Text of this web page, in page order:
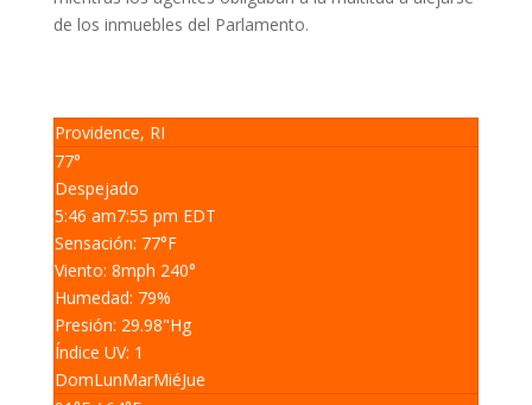
de los inmuebles del Parlamento.
Providence, RI
77°
Despejado
5:46 am7:55 pm EDT
Sensación: 77°F
Viento: 8mph 240°
Humedad: 79%
Presión: 29.98"Hg
Índice UV: 1
DomLunMarMiéJue